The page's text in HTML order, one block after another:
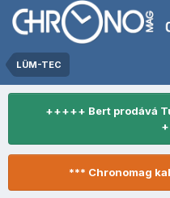
LÜM-TEC
+++++ Bert prodává
*** Chronomag